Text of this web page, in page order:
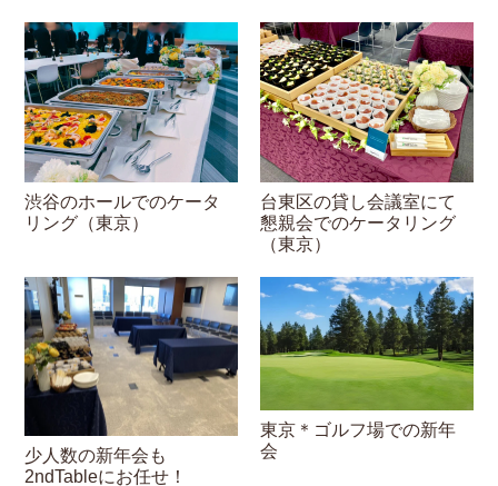
渋谷のホールでのケータ
リング（東京）
台東区の貸し会議室にて
懇親会でのケータリング
（東京）
少人数の新年会も
2ndTableにお任せ！
東京＊ゴルフ場での新年
会